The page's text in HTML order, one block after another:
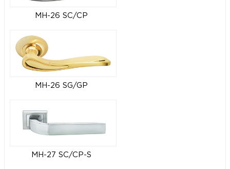
MH-26 SC/CP
MH-26 SG/GP
MH-27 SC/CP-S